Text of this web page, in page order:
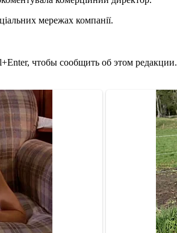
мережах компанії.
чтобы сообщить об этом редакции.